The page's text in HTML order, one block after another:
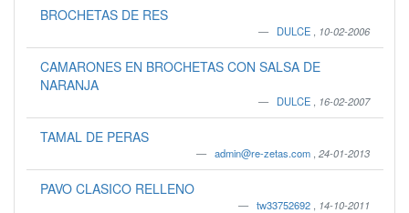
BROCHETAS DE RES
DULCE 10-02-2006
CAMARONES EN BROCHETAS CON SALSA DE
NARANJA
DULCE 16-02-2007
TAMAL DE PERAS
admin@re-zetas.com 24-01-2013
PAVO CLASICO RELLENO
tw33752692 14-10-2011